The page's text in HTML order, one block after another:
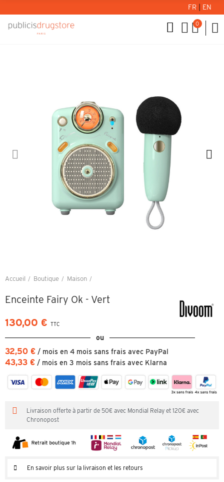
FR EN
0
Accueil Boutique Maison
Enceinte Fairy Ok - Vert
130,00 € TTC
ou
32,50 € / mois en 4 mois sans frais avec PayPal
43,33 € / mois en 3 mois sans frais avec Klarna
Livraison offerte à partir de 50€ avec Mondial Relay et 120€ avec
Chronopost
En savoir plus sur la livraison et les retours